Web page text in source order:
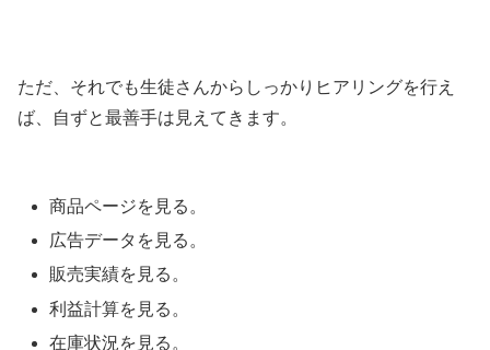
ただ、それでも生徒さんからしっかりヒアリングを行え
ば、自ずと最善手は見えてきます。
商品ページを見る。
広告データを見る。
販売実績を見る。
利益計算を見る。
在庫状況を見る。